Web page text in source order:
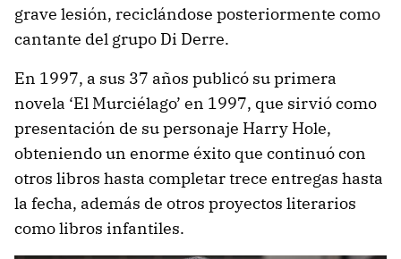
grave lesión, reciclándose posteriormente como
cantante del grupo Di Derre.
En 1997, a sus 37 años publicó su primera
novela ‘El Murciélago’ en 1997, que sirvió como
presentación de su personaje Harry Hole,
obteniendo un enorme éxito que continuó con
otros libros hasta completar trece entregas hasta
la fecha, además de otros proyectos literarios
como libros infantiles.